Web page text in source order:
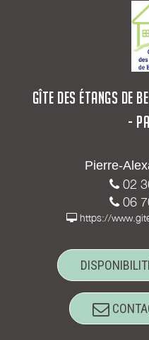
GÎTE DES ÉTANGS DE
-
Pierre-
02
06
https://